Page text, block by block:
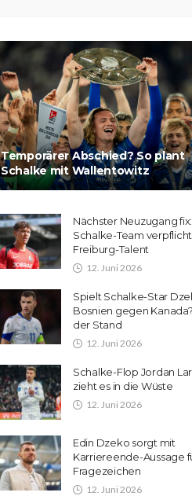
Temporärer Abschied? So plant
Schalke mit Wallentowitz
Nächster Neuzugang fix:
Schalke-Team
Freiburg-Talent
12. Juni 2026
Spielt Schalke-Star
Bosnien gegen
der Stand
12. Juni 2026
Schalke-Flop Jordan
zieht es in die Wüste
12. Juni 2026
Edin Dzeko sorgt mit
Karriereende-Aussage
Fragezeichen
12. Juni 2026